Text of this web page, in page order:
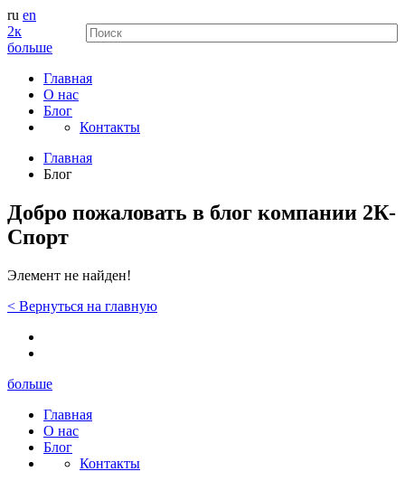
ru en
2к
больше
Главная
О нас
Блог
Контакты
Главная
Блог
Добро пожаловать в блог компании 2К-
Спорт
Элемент не найден!
< Вернуться на главную
больше
Главная
О нас
Блог
Контакты